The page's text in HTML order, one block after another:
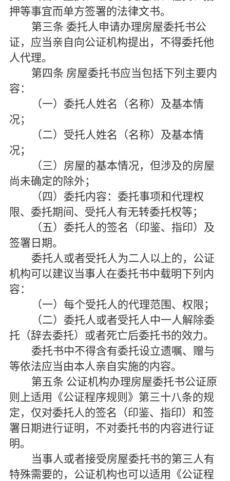
押等事宜而单方签署的法律文书。
第三条 委托人申请办理房屋委托书公
证，应当亲自向公证机构提出，不得委托他
人代理。
第四条 房屋委托书应当包括下列主要内
容：
（一）委托人姓名（名称）及基本情
况；
（二）受托人姓名（名称）及基本情
况；
（三）房屋的基本情况，但涉及的房屋
尚未确定的除外；
（四）委托内容：委托事项和代理权
限、委托期间、受托人有无转委托权等；
（五）委托人的签名（印鉴、指印）及
签署日期。
委托人或者受托人为二人以上的，公证
机构可以建议当事人在委托书中载明下列内
容：
（一）每个受托人的代理范围、权限；
（二）委托人或者受托人中一人解除委
托（辞去委托）或者死亡后委托书的效力。
委托书中不得含有委托设立遗嘱、赠与
等依法应当由本人亲自实施的内容。
第五条 公证机构办理房屋委托书公证原
则上适用《公证程序规则》第三十八条的规
定，仅对委托人的签名（印鉴、指印）和签
署日期进行证明，不对委托书的内容进行证
明。
当事人或者接受房屋委托书的第三人有
特殊需要的，公证机构也可以适用《公证程